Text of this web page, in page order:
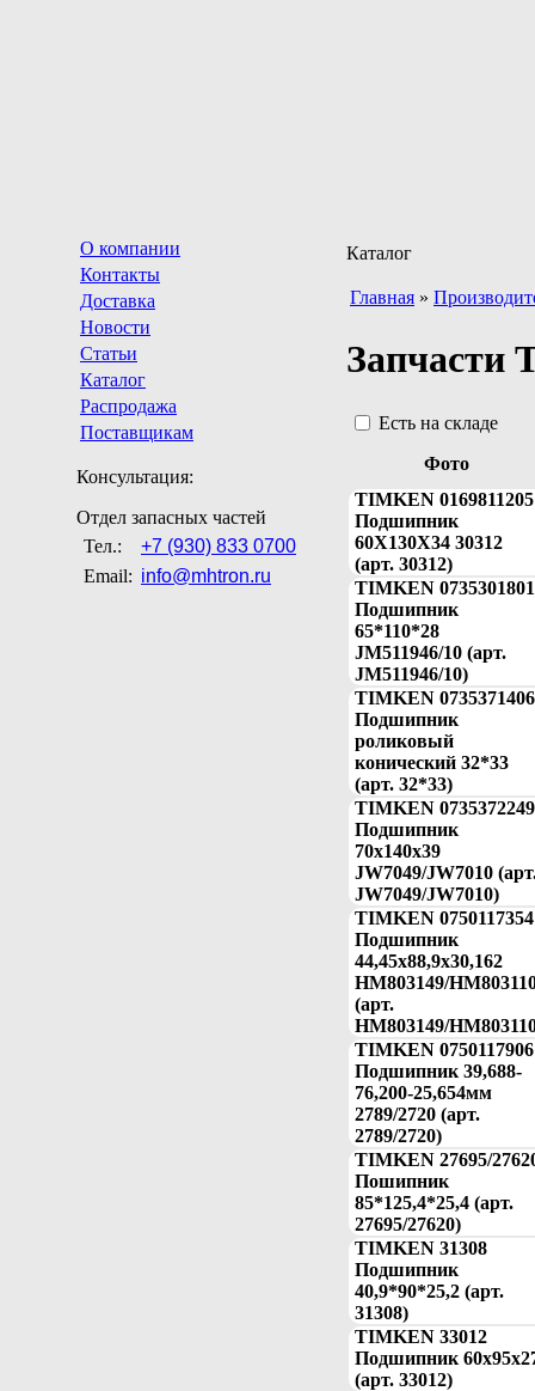
О компании
Контакты
Доставка
Новости
Статьи
Каталог
Распродажа
Поставщикам
Консультация:
Отдел запасных частей
Тел.:
+7 (930) 833 0700
Email: info@mhtron.ru
Каталог
Главная »
Запчасти
Есть на складе
Фото
TIMKEN 0169811205
Подшипник
60X130X34 30312
(арт. 30312)
TIMKEN 0735301801
Подшипник
65*110*28
JM511946/10 (арт.
JM511946/10)
TIMKEN 0735371406
Подшипник
роликовый
конический 32*33
(арт. 32*33)
TIMKEN 0735372249
Подшипник
70х140х39
JW7049/JW7010
JW7049/JW7010)
TIMKEN 0750117354
Подшипник
44,45х88,9х30,162
HM803149/
(арт.
HM803149/
TIMKEN 0750117906
Подшипник 39,688-
76,200-25,654мм
2789/2720 (арт.
2789/2720)
TIMKEN 27695/
Пошипник
85*125,4*25,4 (арт.
27695/27620)
TIMKEN 31308
Подшипник
40,9*90*25,2 (арт.
31308)
TIMKEN 33012
Подшипник
(арт. 33012)